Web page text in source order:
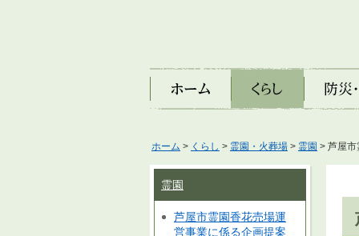
ホーム くらし 防災・安全
ホーム > くらし > 霊園・火葬場 > 霊園 > 芦屋
霊園
芦屋市霊園香花売場運
営事業に係る企画提案